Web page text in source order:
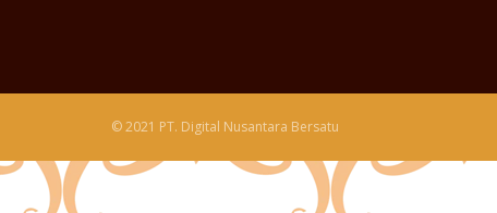
© 2021 PT. Digital Nusantara Bersatu